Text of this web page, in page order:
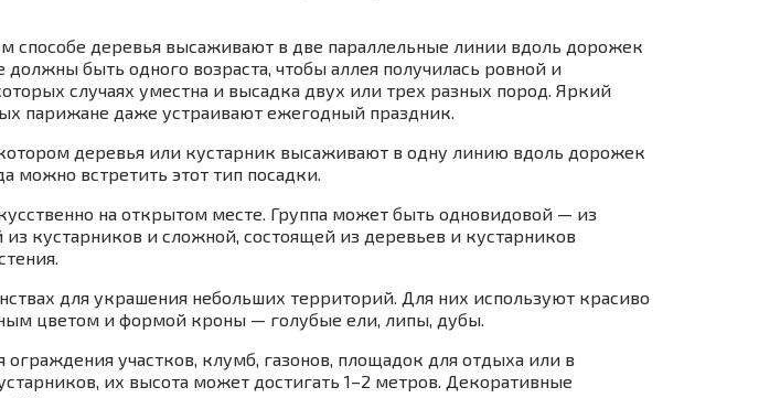
способе деревья высаживают в две параллельные линии вдоль дорожек
быть одного возраста, чтобы аллея получилась ровной и
случаях уместна и высадка двух или трех разных пород. Яркий
парижане даже устраивают ежегодный праздник.
деревья или кустарник высаживают в одну линию вдоль дорожек
можно встретить этот тип посадки.
на открытом месте. Группа может быть одновидовой — из
кустарников и сложной, состоящей из деревьев и кустарников
для украшения небольших территорий. Для них используют красиво
цветом и формой кроны — голубые ели, липы, дубы.
участков, клумб, газонов, площадок для отдыха или в
их высота может достигать 1–2 метров. Декоративные